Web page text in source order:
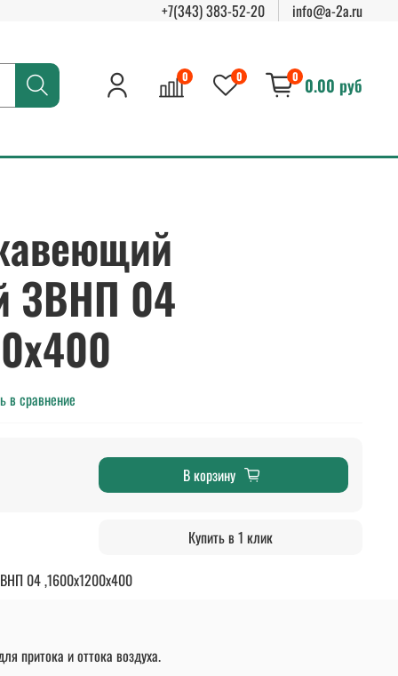
+7(343) 383-52-20 info@a-2a.ru
0 0 0 0.00 руб
ЗВНП 04
в сравнение
В корзину
Купить в 1 клик
04 ,1600х1200х400
притока и оттока воздуха.